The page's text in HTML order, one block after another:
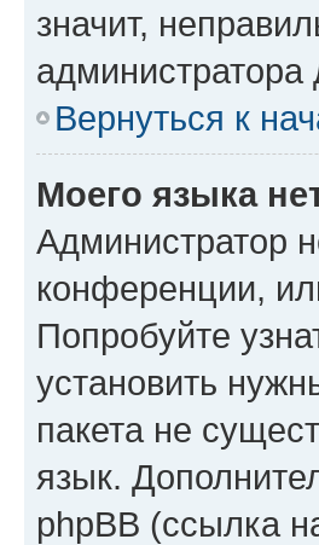
значит,
Вернуться к
Моего языка
Администратор
конференции,
Попробуйте
установить
пакета не
язык.
phpBB (ссылка